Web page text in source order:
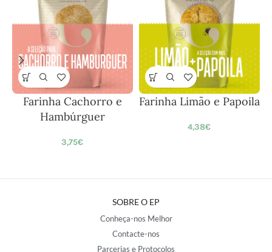
Farinha Cachorro e
Hambúrguer
3,75€
Farinha Limão e Papoila
4,38€
SOBRE O EP
Conheça-nos Melhor
Contacte-nos
Parcerias e Protocolos